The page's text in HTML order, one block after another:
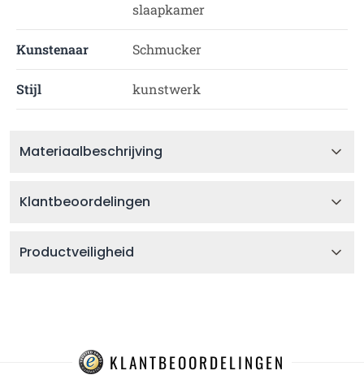
slaapkamer
Kunstenaar Schmucker
Stijl kunstwerk
Materiaalbeschrijving
Klantbeoordelingen
Productveiligheid
KLANTBEOORDELINGEN